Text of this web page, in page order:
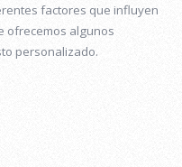
factores que influyen
ofrecemos algunos
personalizado.